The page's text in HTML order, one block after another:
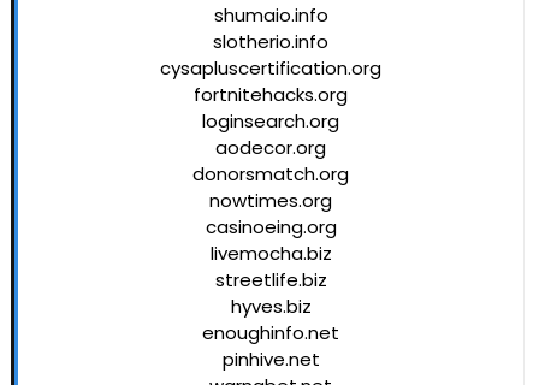
shumaio.info
slotherio.info
cysapluscertification.org
fortnitehacks.org
loginsearch.org
aodecor.org
donorsmatch.org
nowtimes.org
casinoeing.org
livemocha.biz
streetlife.biz
hyves.biz
enoughinfo.net
pinhive.net